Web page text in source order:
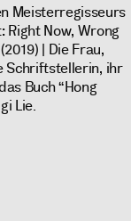
Meisterregisseurs
Right Now, Wrong
| Die Frau,
Schriftstellerin, ihr
Buch “Hong
Lie.